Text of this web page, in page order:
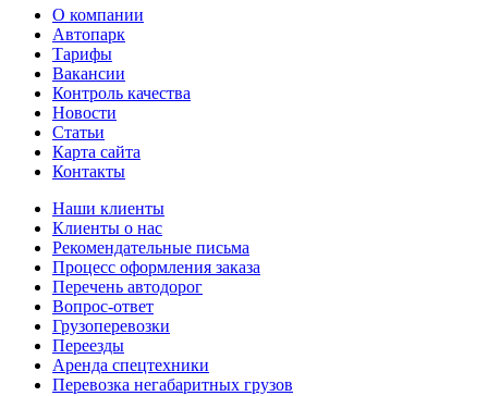
О компании
Автопарк
Тарифы
Вакансии
Контроль качества
Новости
Статьи
Карта сайта
Контакты
Наши клиенты
Клиенты о нас
Рекомендательные письма
Процесс оформления заказа
Перечень автодорог
Вопрос-ответ
Грузоперевозки
Переезды
Аренда спецтехники
Перевозка негабаритных грузов